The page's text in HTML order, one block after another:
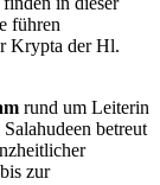
führen
Krypta der Hl.
rund um Leiterin
betreut
zur